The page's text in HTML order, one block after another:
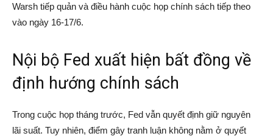
Warsh tiếp quản và điều hành cuộc họp chính sách tiếp theo
vào ngày 16-17/6.
Nội bộ Fed xuất hiện bất đồng về
định hướng chính sách
Trong cuộc họp tháng trước, Fed vẫn quyết định giữ nguyên
lãi suất. Tuy nhiên, điểm gây tranh luận không nằm ở quyết